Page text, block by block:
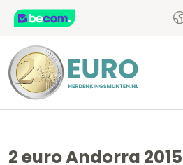
2 euro Andorra